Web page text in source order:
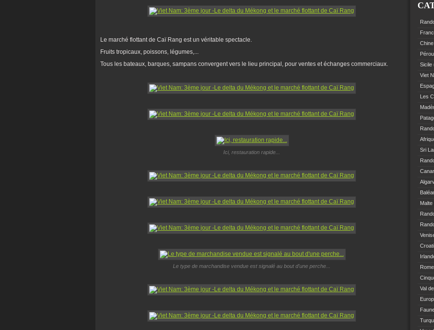
Le marché flottant de Caï Rang est un véritable spectacle.
Fruits tropicaux, poissons, légumes,...
Tous les bateaux, barques, sampans convergent vers le lieu principal, pour ventes et échanges commerciaux.
Ici, restauration rapide...
Le type de marchandise vendue est signalé au bout d'une perche...
Chine
Pérou
Sicile
Viet
Les
Sri
Malte
Rome
Val